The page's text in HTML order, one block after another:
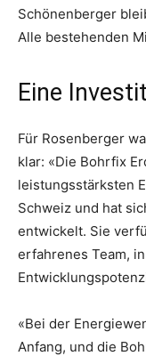
Schönenberger
Alle bestehenden
Eine
Für Rosenberger
klar: «Die Bohrfix
leistungsstärksten
Schweiz und hat
entwickelt. Sie
erfahrenes Team,
«Bei der
Anfang, und die